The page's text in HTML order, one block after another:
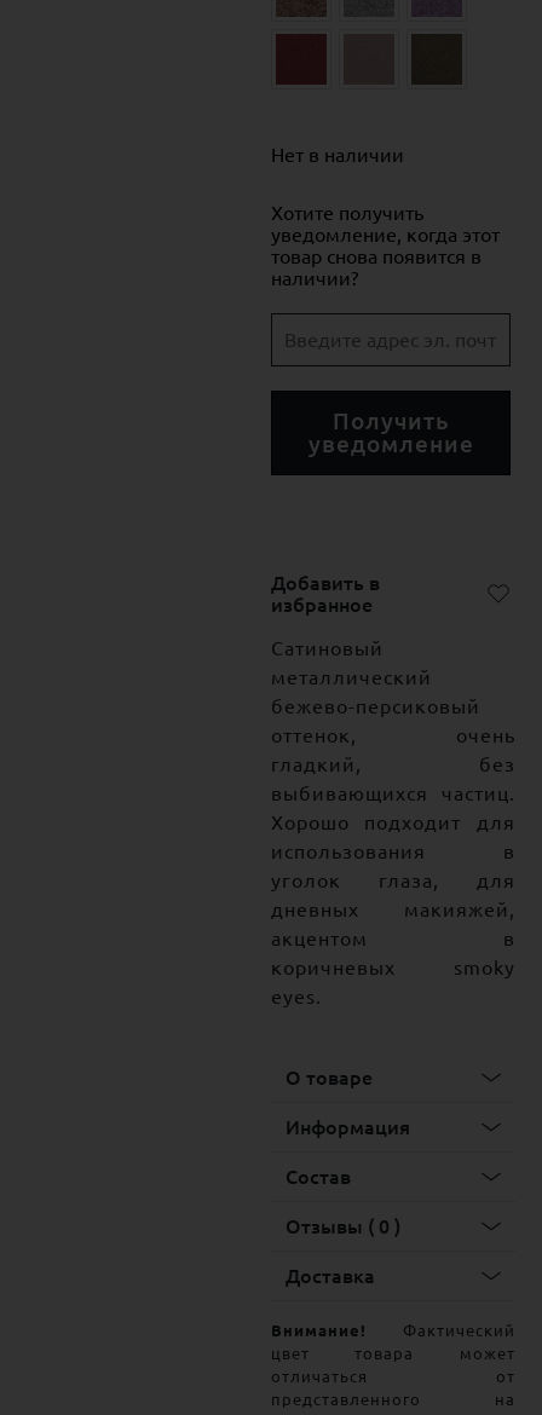
Сатиновый
металлический
бежево-персиковый
оттенок, очень
гладкий, без
выбивающихся частиц.
Хорошо подходит для
использования в
уголок глаза, для
дневных макияжей,
акцентом в
коричневых smoky
eyes.
Нет в наличии
Хотите получить
уведомление, когда этот
товар снова появится в
наличии?
Получить
уведомление
Добавить в
избранное
О товаре
Информация
Состав
Отзывы ( 0 )
Доставка
Внимание!
Фактический
цвет товара может
отличаться от
представленного на